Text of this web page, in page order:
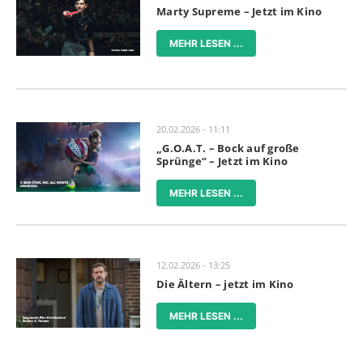
Marty Supreme – Jetzt im Kino
MEHR LESEN ...
20.02.2026 - 11:11
„G.O.A.T. – Bock auf große
Sprünge“ – Jetzt im Kino
MEHR LESEN ...
12.02.2026 - 13:25
Die Ältern – jetzt im Kino
MEHR LESEN ...